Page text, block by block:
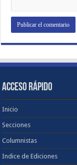
ACCESO RÁPIDO
Inicio
Secciones
Columnistas
Indice de Ediciones